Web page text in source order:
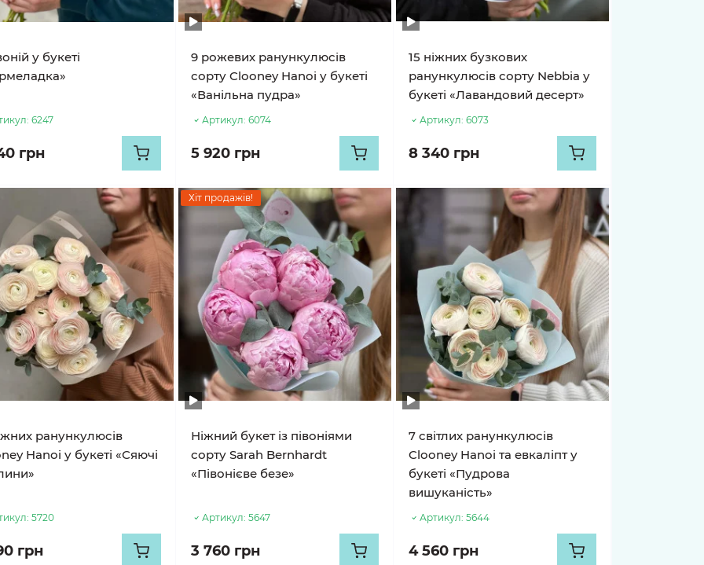
у букеті
6247
грн
9 рожевих ранункулюсів
сорту Clooney Hanoi у букеті
«Ванільна пудра»
Артикул: 6074
5 920 грн
15 ніжних бузкових
ранункулюсів сорту Nebbia у
букеті «Лавандовий десерт»
Артикул: 6073
8 340 грн
ранункулюсів
Hanoi у букеті «Сяючі
5720
грн
Хіт продажів!
Ніжний букет із півоніями
сорту Sarah Bernhardt
«Півонієве безе»
Артикул: 5647
3 760 грн
7 світлих ранункулюсів
Clooney Hanoi та евкаліпт у
букеті «Пудрова
вишуканість»
Артикул: 5644
4 560 грн